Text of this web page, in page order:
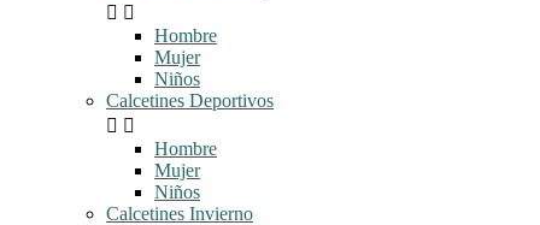
 
Hombre
Mujer
Niños
Calcetines Deportivos
 
Hombre
Mujer
Niños
Calcetines Invierno